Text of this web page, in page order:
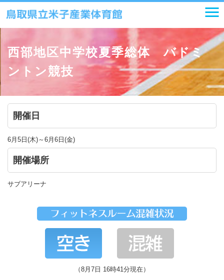
西部地区中学校夏季総体 バドミ
ントン競技
開催日
6月5日(木)～6月6日(金)
開催場所
サブアリーナ
（8月7日 16時41分現在）